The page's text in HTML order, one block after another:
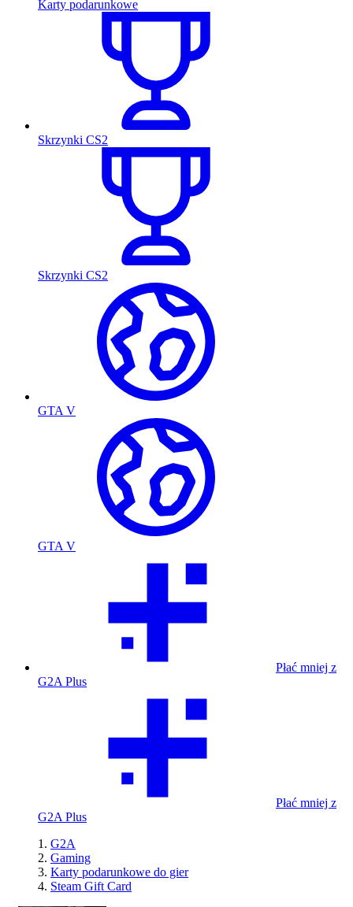
Karty podarunkowe
Skrzynki CS2
Skrzynki CS2
GTA V
GTA V
Płać mniej z
G2A Plus
Płać mniej z
G2A Plus
G2A
Gaming
Karty podarunkowe do gier
Steam Gift Card